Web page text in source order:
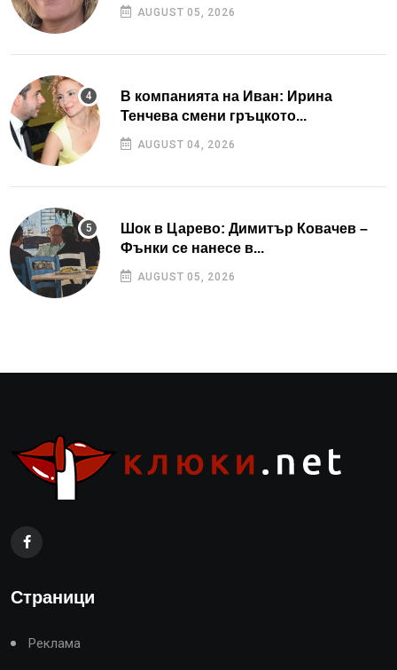
AUGUST 05, 2026
В компанията на Иван: Ирина
Тенчева смени гръцкото...
AUGUST 04, 2026
Шок в Царево: Димитър Ковачев –
Фънки се нанесе в...
AUGUST 05, 2026
Страници
Реклама